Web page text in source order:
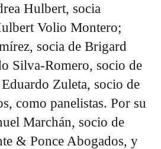
Hulbert, socia
Volio Montero;
socia de Brigard
Silva-Romero, socio de
Zuleta, socio de
como panelistas. Por su
Marchán, socio de
& Ponce Abogados, y